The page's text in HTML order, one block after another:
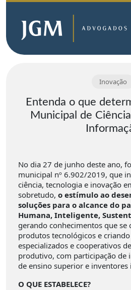
Inovação
Entenda o que
Municipal de
No dia 27 de junho deste ano,
municipal nº 6.902/2019, que
ciência, tecnologia e inovação
sobretudo, o estímulo ao
soluções para o alcance do
Humana, Inteligente,
gerando conhecimentos que se
produtos tecnológicos e
especializados e cooperativos
produtivo, com participação de
de ensino superior e inventores
O QUE ESTABELECE?